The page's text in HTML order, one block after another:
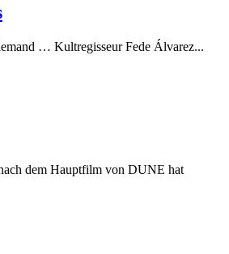
… Kultregisseur Fede Álvarez...
dem Hauptfilm von DUNE hat